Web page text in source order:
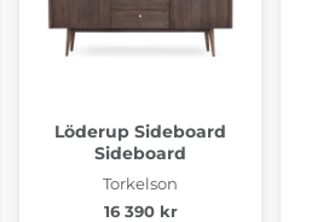
Löderup Sideboard
Sideboard
Torkelson
16 390 kr